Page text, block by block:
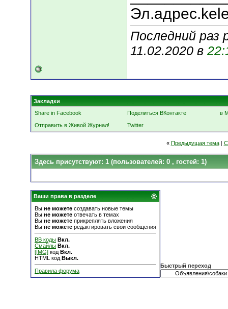
Последний раз
11.02.2020 в
Закладки
Share in Facebook
Поделиться ВКонтакте
в
Отправить в Живой Журнал!
Twitter
« Предыдущая тема|
Здесь присутствуют: 1 (пользователей: 0 , гостей: 1)
Ваши права в разделе
Вы не можете создавать новые темы
Вы не можете отвечать в темах
Вы не можете прикреплять вложения
Вы не можете редактировать свои сообщения
BB коды Вкл.
Смайлы Вкл.
[IMG] код Вкл.
HTML код Выкл.
Правила форума
Быстрый переход